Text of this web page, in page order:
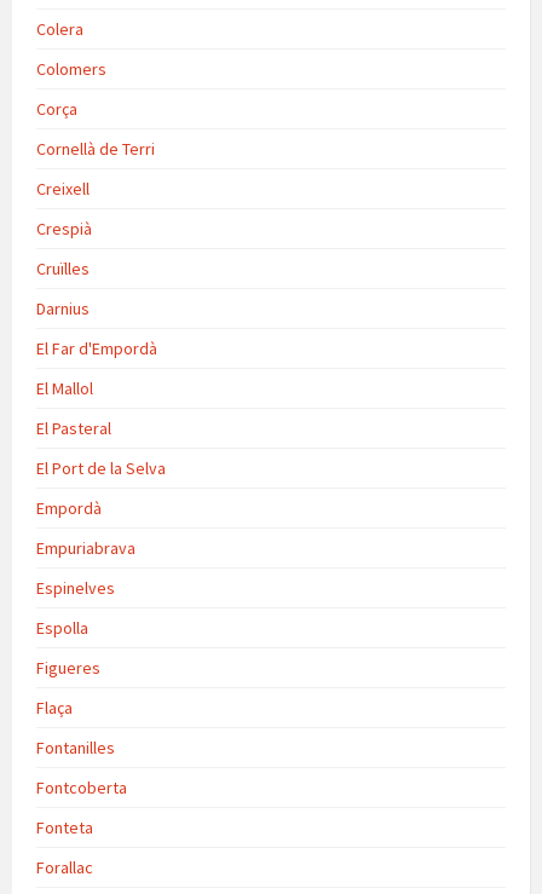
Colera
Colomers
Corça
Cornellà de Terri
Creixell
Crespià
Cruïlles
Darnius
El Far d'Empordà
El Mallol
El Pasteral
El Port de la Selva
Empordà
Empuriabrava
Espinelves
Espolla
Figueres
Flaça
Fontanilles
Fontcoberta
Fonteta
Forallac